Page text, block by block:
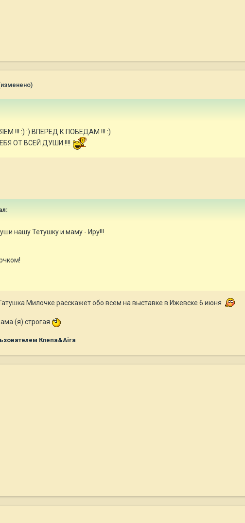
!!! :) :) ВПЕРЕД К ПОБЕДАМ !!! :)
ОТ ВСЕЙ ДУШИ !!!!
нашу Тетушку и маму - Иру!!!
Милочке расскажет обо всем на выставке в Ижевске 6 июня
(я) строгая
Клепа&Aira